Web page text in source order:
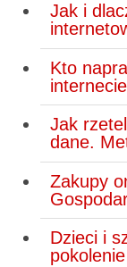
Jak i
Kto
Jak
dane.
Zakupy
Dzieci i